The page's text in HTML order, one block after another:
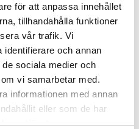
för att anpassa innehållet
tillhandahålla funktioner
vår trafik. Vi
identifierare och annan
sociala medier och
vi samarbetar med.
informationen med annan
eller som de har
tjänster.